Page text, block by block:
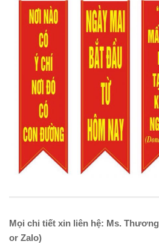
Mọi chi tiết xin liên hệ: Ms. Thương
or Zalo)